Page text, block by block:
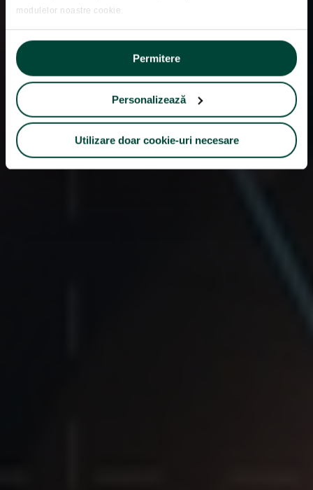
modulelor noastre cookie.
Permitere
Personalizează
Utilizare doar cookie-uri necesare